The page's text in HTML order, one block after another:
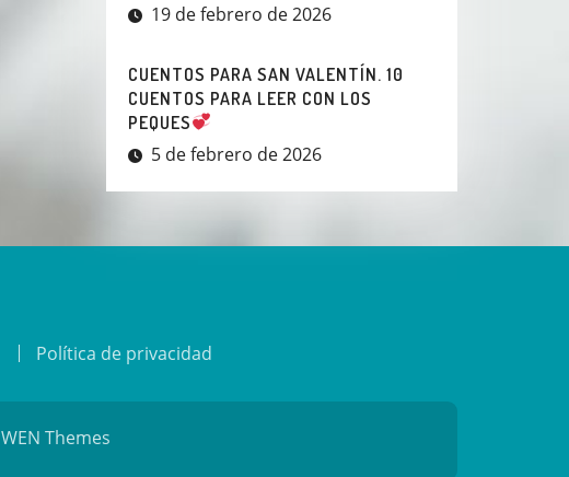
19 de febrero de 2026
CUENTOS PARA SAN VALENTÍN. 10
CUENTOS PARA LEER CON LOS
PEQUES
5 de febrero de 2026
Política de privacidad
WEN Themes